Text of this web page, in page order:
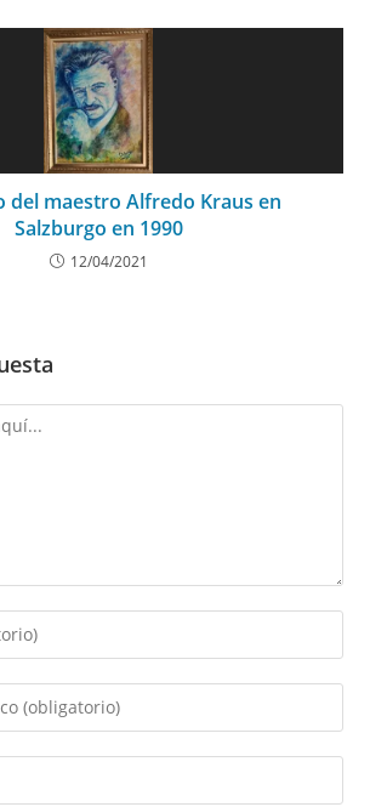
del maestro Alfredo Kraus en
Salzburgo en 1990
12/04/2021